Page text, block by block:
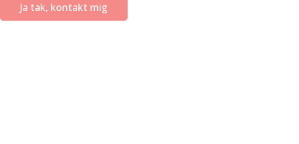
Ja tak, kontakt mig